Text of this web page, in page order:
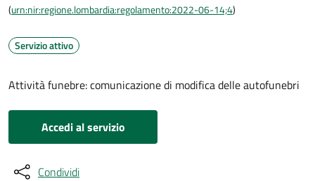
(urn:nir:regione.lombardia:regolamento:2022-06-14;4)
Servizio attivo
Attività funebre: comunicazione di modifica delle autofunebri
Accedi al servizio
Condividi